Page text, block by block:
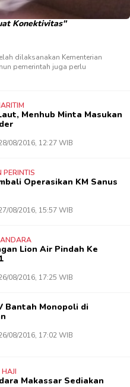
Konektivitas"
dilaksanakan Kementerian
pemerintah juga perlu
Menhub Minta Masukan
08/2016, 12:27 WIB
PERINTIS
Operasikan KM Sanus
08/2016, 15:57 WIB
Lion Air Pindah Ke
08/2016, 17:25 WIB
Bantah Monopoli di
08/2016, 17:02 WIB
Makassar Sediakan